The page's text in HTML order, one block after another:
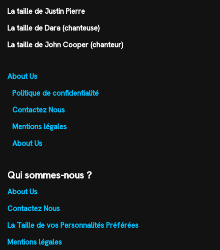
La taille de Justin Pierre
La taille de Dara (chanteuse)
La taille de John Cooper (chanteur)
About Us
Politique de confidentialité
Contactez Nous
Mentions légales
About Us
Qui sommes-nous ?
About Us
Contactez Nous
La Taille de vos Personnalités Préférées
Mentions légales